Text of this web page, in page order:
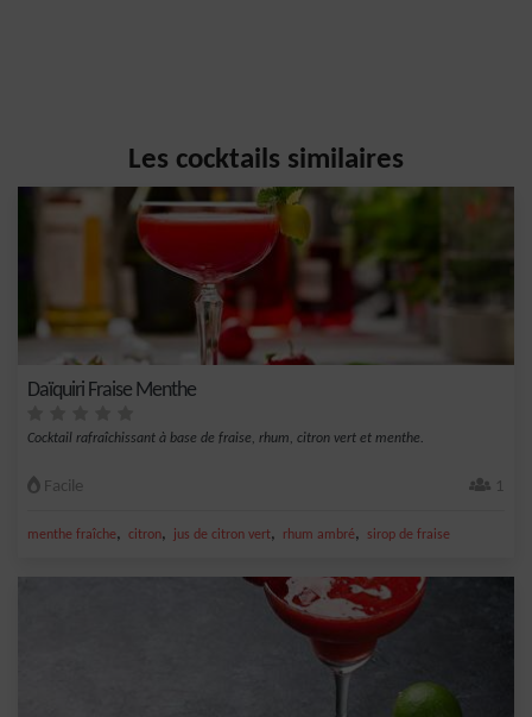
Les cocktails similaires
Daïquiri Fraise Menthe
Cocktail rafraîchissant à base de fraise, rhum, citron vert et menthe.
Facile 1
menthe fraîche, citron, jus de citron vert, rhum ambré, sirop de fraise